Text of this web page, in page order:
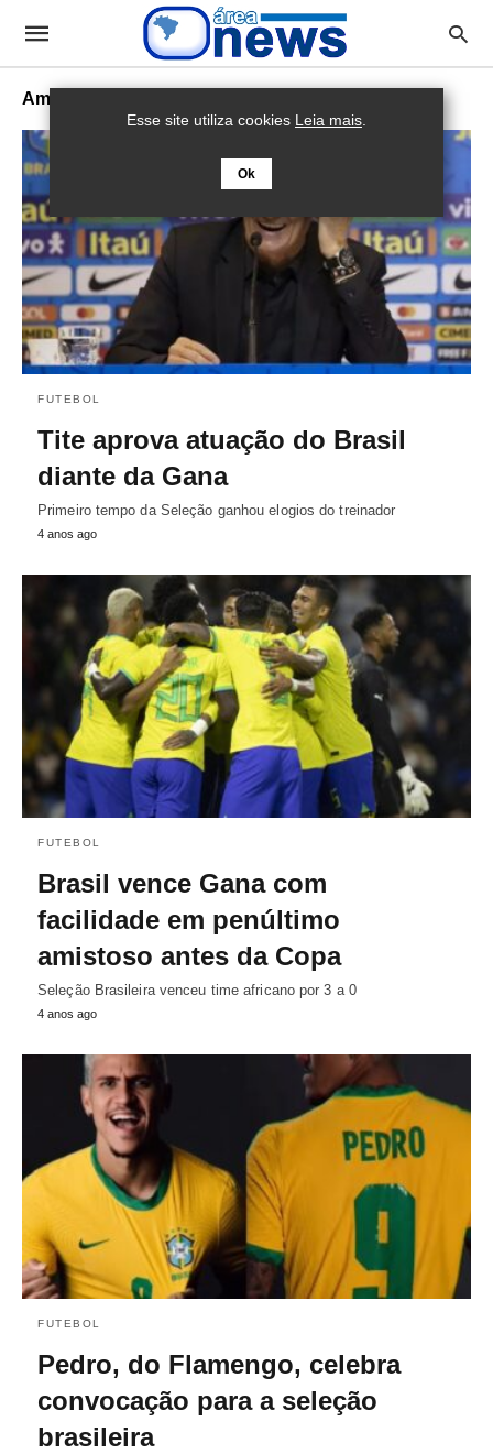
Amistosos
FUTEBOL
Tite aprova atuação do Brasil
diante da Gana
Primeiro tempo da Seleção ganhou elogios do treinador
4 anos ago
FUTEBOL
Brasil vence Gana com
facilidade em penúltimo
amistoso antes da Copa
Seleção Brasileira venceu time africano por 3 a 0
4 anos ago
FUTEBOL
Pedro, do Flamengo, celebra
convocação para a seleção
brasileira
Esse site utiliza cookies Leia mais.
Ok